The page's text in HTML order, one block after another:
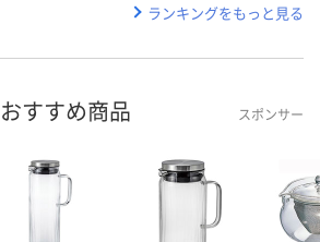
ランキングをもっと見る
すすめ商品 スポンサー